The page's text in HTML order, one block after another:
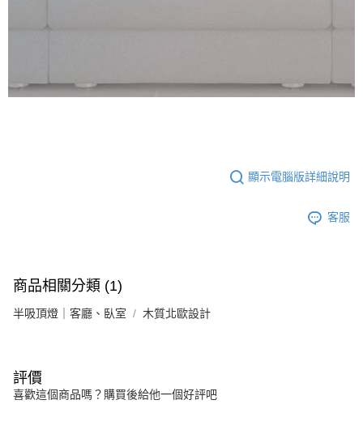
顯示電腦版詳細說明
客服
商品相關分類 (1)
半吸頂燈｜客廳、臥室 木質北歐設計
評價
喜歡這個商品嗎？購買後給他一個好評吧